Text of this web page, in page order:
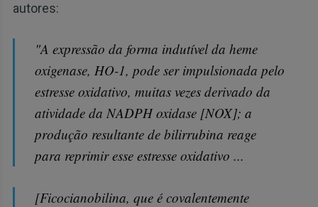
autores:
"A expressão da forma indutível da heme
oxigenase, HO-1, pode ser impulsionada pelo
estresse oxidativo, muitas vezes derivado da
atividade da NADPH oxidase [NOX]; a
produção resultante de bilirrubina reage
para reprimir esse estresse oxidativo ...
[Ficocianobilina, que é covalentemente